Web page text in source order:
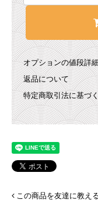
オプションの値段詳
返品について
特定商取引法に基づ
この商品を友達に教え